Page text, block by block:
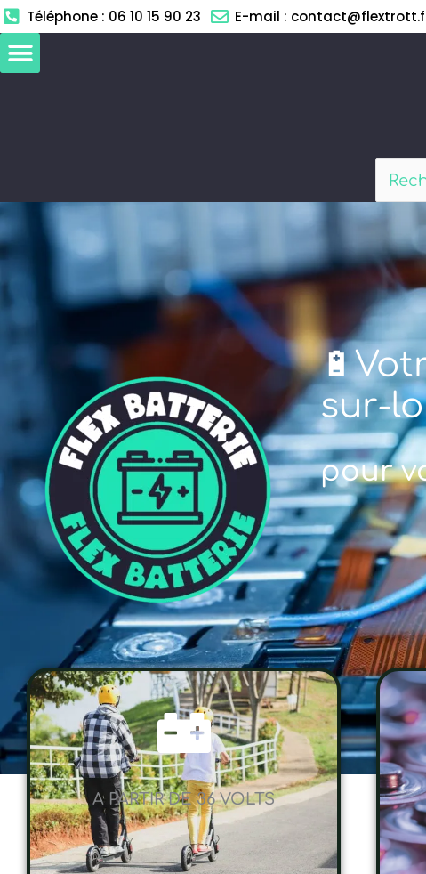
Aller
au
contenu
Téléphone : 06 10 15 90 23 E-mail :
sur-
pour
A PARTIR DE 36 VOLTS